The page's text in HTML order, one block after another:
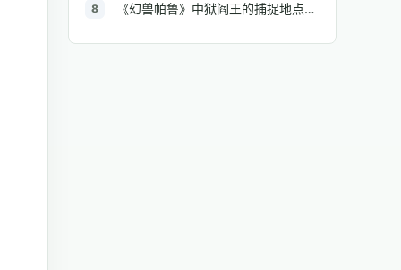
8 《幻兽帕鲁》中狱阎王的捕捉地点与策略全解析